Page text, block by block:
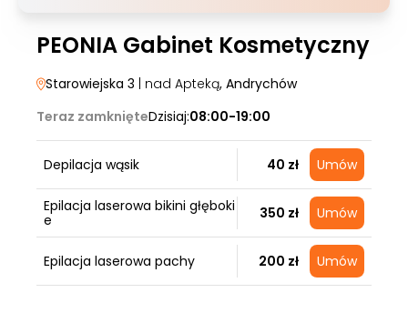
PEONIA Gabinet Kosmetyczny
Starowiejska 3 | nad Apteką, Andrychów
Teraz zamknięteDzisiaj:08:00-19:00
Depilacja wąsik 40 zł Umów
Epilacja laserowa bikini głęboki
e
350 zł Umów
Epilacja laserowa pachy 200 zł Umów